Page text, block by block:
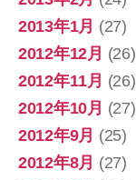
2013年1月 (27)
2012年12月 (26)
2012年11月 (26)
2012年10月 (27)
2012年9月 (25)
2012年8月 (27)